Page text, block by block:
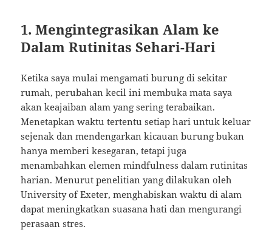
1. Mengintegrasikan Alam ke
Dalam Rutinitas Sehari-Hari
Ketika saya mulai mengamati burung di sekitar
rumah, perubahan kecil ini membuka mata saya
akan keajaiban alam yang sering terabaikan.
Menetapkan waktu tertentu setiap hari untuk keluar
sejenak dan mendengarkan kicauan burung bukan
hanya memberi kesegaran, tetapi juga
menambahkan elemen mindfulness dalam rutinitas
harian. Menurut penelitian yang dilakukan oleh
University of Exeter, menghabiskan waktu di alam
dapat meningkatkan suasana hati dan mengurangi
perasaan stres.